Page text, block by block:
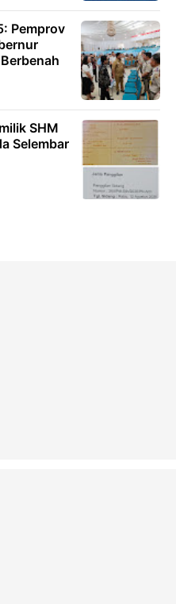
Pemprov
SHM
Selembar